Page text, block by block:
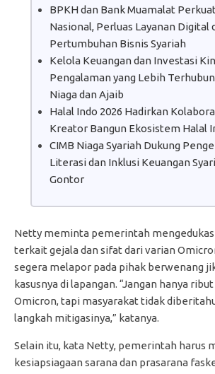
BPKH dan Bank Muamalat
Nasional, Perluas Layanan Digital
Pertumbuhan Bisnis Syariah
Kelola Keuangan dan Investasi
Pengalaman yang Lebih
Niaga dan Ajaib
Halal Indo 2026 Hadirkan
Kreator Bangun Ekosistem Halal
CIMB Niaga Syariah Dukung
Literasi dan Inklusi Keuangan
Gontor
Netty meminta pemerintah
terkait gejala dan sifat dari varian
segera melapor pada pihak berwenang
kasusnya di lapangan. “Jangan hanya
Omicron, tapi masyarakat tidak
langkah mitigasinya,” katanya.
Selain itu, kata Netty, pemerintah harus
kesiapsiagaan sarana dan prasarana